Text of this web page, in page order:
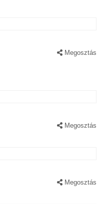
Megosztás
Megosztás
Megosztás